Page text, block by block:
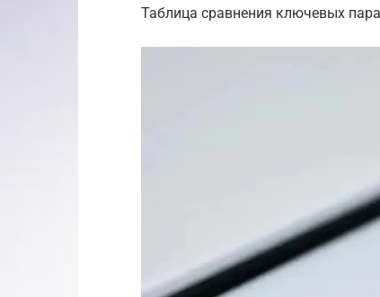
Таблица сравнения ключевых